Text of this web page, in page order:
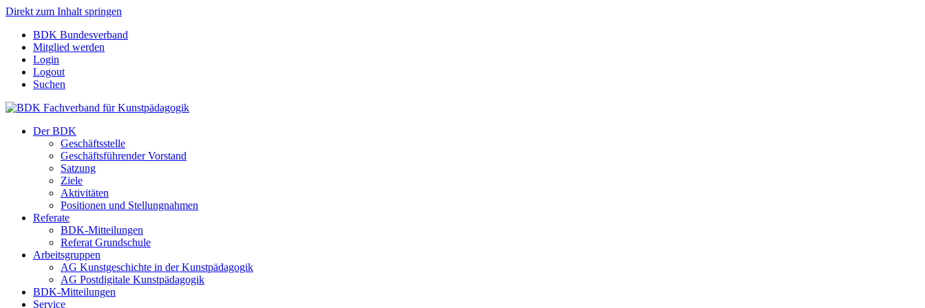
Direkt zum Inhalt springen
BDK Bundesverband
Mitglied werden
Login
Logout
Suchen
Der BDK
Geschäftsstelle
Geschäftsführender Vorstand
Satzung
Ziele
Aktivitäten
Positionen und Stellungnahmen
Referate
BDK-Mitteilungen
Referat Grundschule
Arbeitsgruppen
AG Kunstgeschichte in der Kunstpädagogik
AG Postdigitale Kunstpädagogik
BDK-Mitteilungen
Service